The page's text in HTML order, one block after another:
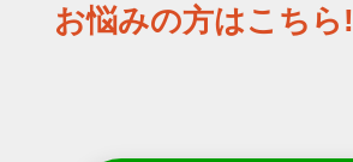
お悩みの方はこちら!